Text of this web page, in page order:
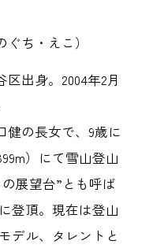
ち・えこ）
出身。2004年2月
健の長女で、9歳に
）にて雪山登山
展望台”とも呼ば
登頂。現在は登山
デル、タレントと